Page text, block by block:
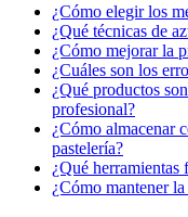
¿Cómo elegir los
¿Qué técnicas de
¿Cómo mejorar la
¿Cuáles son los
¿Qué productos
profesional?
¿Cómo almacenar
pastelería?
¿Qué herramientas
¿Cómo mantener